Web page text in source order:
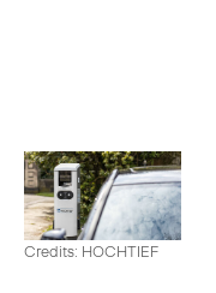
Credits: HOCHTIEF